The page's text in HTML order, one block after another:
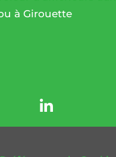
à Girouette